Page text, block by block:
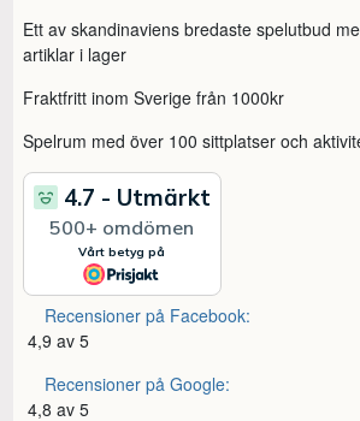
Ett av skandinaviens bredaste spelutbud
artiklar i lager
Fraktfritt inom Sverige från 1000kr
Spelrum med över 100 sittplatser och
Recensioner på Facebook:
4,9 av 5
Recensioner på Google:
4,8 av 5